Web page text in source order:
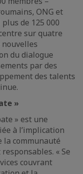
ONG et
de 125 000
sur quatre
du dialogue
par des
des talents
»
» est une
à l’implication
la communauté
« Se
couvrant